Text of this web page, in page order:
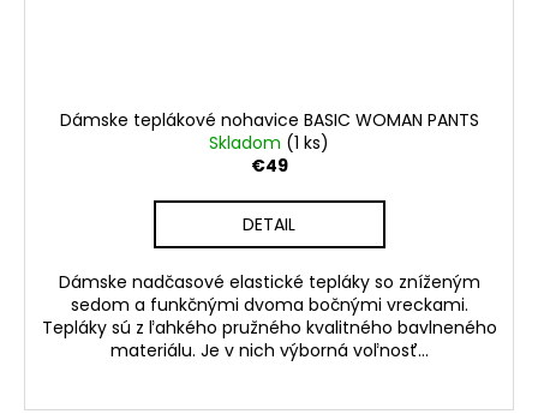
Dámske teplákové nohavice BASIC WOMAN PANTS
Skladom (1 ks)
€49
DETAIL
Dámske nadčasové elastické tepláky so zníženým
sedom a funkčnými dvoma bočnými vreckami.
Tepláky sú z ľahkého pružného kvalitného bavlneného
materiálu. Je v nich výborná voľnosť...